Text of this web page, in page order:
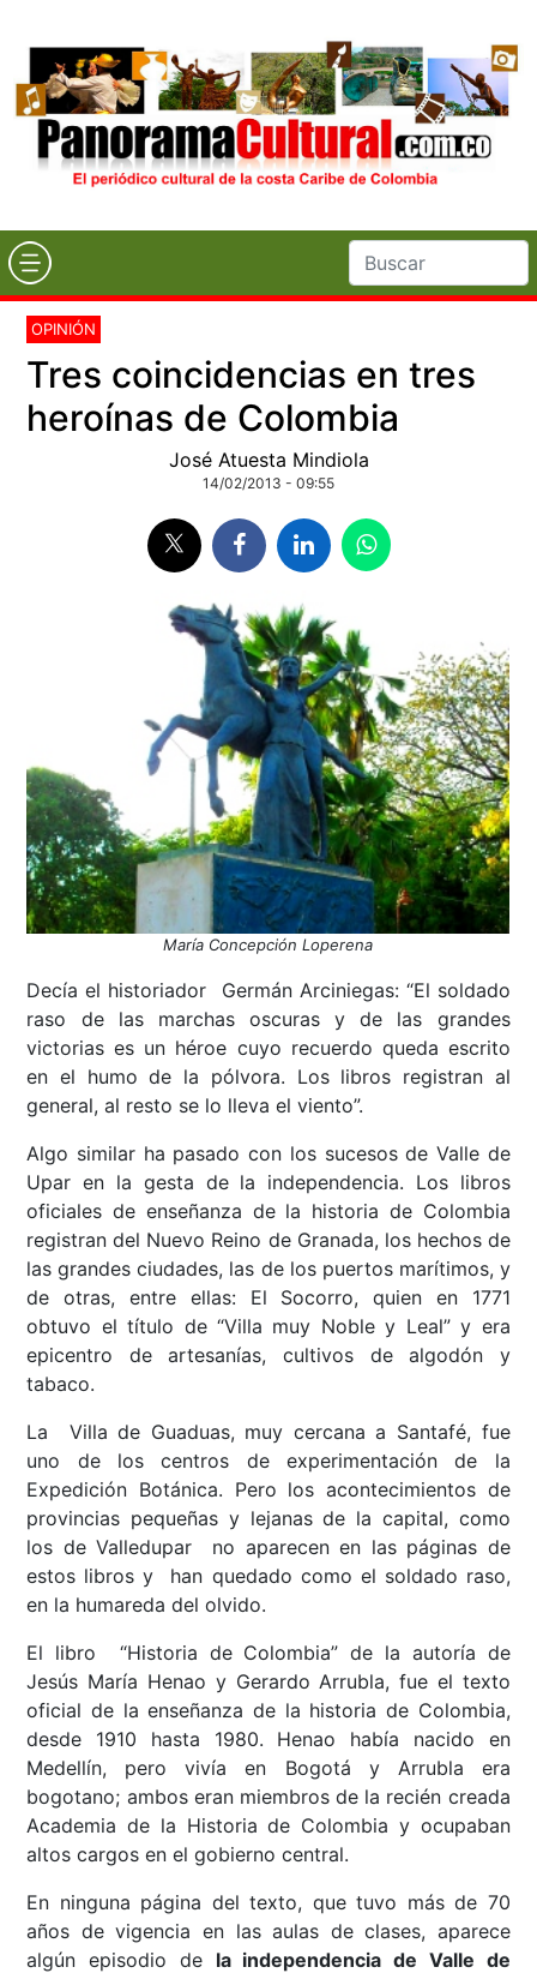
OPINIÓN
Tres coincidencias en tres
heroínas de Colombia
José Atuesta Mindiola
14/02/2013 - 09:55
María Concepción Loperena
Decía el historiador Germán Arciniegas: “El soldado
raso de las marchas oscuras y de las grandes
victorias es un héroe cuyo recuerdo queda escrito
en el humo de la pólvora. Los libros registran al
general, al resto se lo lleva el viento”.
Algo similar ha pasado con los sucesos de Valle de
Upar en la gesta de la independencia. Los libros
oficiales de enseñanza de la historia de Colombia
registran del Nuevo Reino de Granada, los hechos de
las grandes ciudades, las de los puertos marítimos, y
de otras, entre ellas: El Socorro, quien en 1771
obtuvo el título de “Villa muy Noble y Leal” y era
epicentro de artesanías, cultivos de algodón y
tabaco.
La Villa de Guaduas, muy cercana a Santafé, fue
uno de los centros de experimentación de la
Expedición Botánica. Pero los acontecimientos de
provincias pequeñas y lejanas de la capital, como
los de Valledupar no aparecen en las páginas de
estos libros y han quedado como el soldado raso,
en la humareda del olvido.
El libro “Historia de Colombia” de la autoría de
Jesús María Henao y Gerardo Arrubla, fue el texto
oficial de la enseñanza de la historia de Colombia,
desde 1910 hasta 1980. Henao había nacido en
Medellín, pero vivía en Bogotá y Arrubla era
bogotano; ambos eran miembros de la recién creada
Academia de la Historia de Colombia y ocupaban
altos cargos en el gobierno central.
En ninguna página del texto, que tuvo más de 70
años de vigencia en las aulas de clases, aparece
algún episodio de la independencia de Valle de